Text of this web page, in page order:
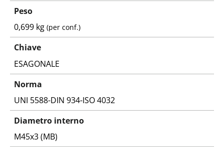
Peso
0,699 kg(per conf.)
Chiave
ESAGONALE
Norma
UNI 5588-DIN 934-ISO 4032
Diametro interno
M45x3 (MB)